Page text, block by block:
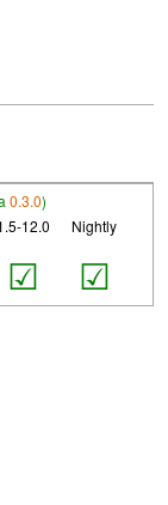
0.3.0)
12.0
☑
Nightly
☑